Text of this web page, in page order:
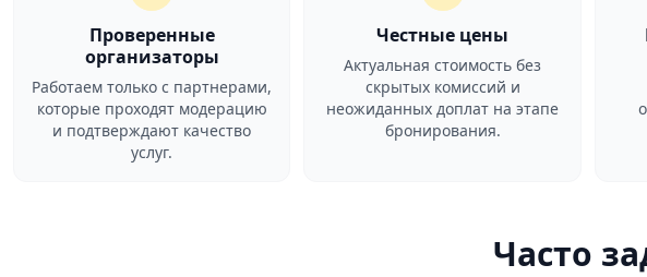
Проверенные
организаторы
Работаем только с партнерами,
которые проходят модерацию
и подтверждают качество
услуг.
Честные цены
Актуальная стоимость без
скрытых комиссий и
неожиданных доплат на этапе
бронирования.
Часто